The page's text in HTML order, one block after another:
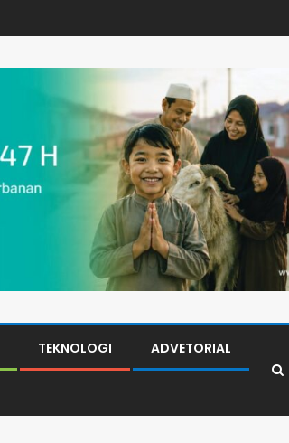
TEKNOLOGI ADVETORIAL